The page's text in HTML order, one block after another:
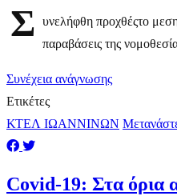
Σ
υνελήφθη προχθέςτο
παραβάσεις της
Συνέχεια ανάγνωσης
Ετικέτες
ΚΤΕΛ ΙΩΑΝΝΙΝΩΝ
Covid-19: Στα όρια